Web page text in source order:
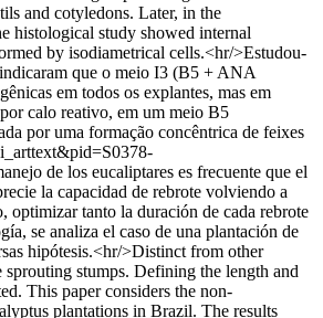
and cotyledons. Later, in the
histological study showed internal
by isodiametrical cells.<hr/>Estudou-
indicaram que o meio I3 (B5 + ANA
em todos os explantes, mas em
calo reativo, em um meio B5
por uma formação concêntrica de feixes
de los eucaliptares es frecuente que el
la capacidad de rebrote volviendo a
optimizar tanto la duración de cada rebrote
se analiza el caso de una plantación de
hipótesis.<hr/>Distinct from other
stumps. Defining the length and
This paper considers the non-
plantations in Brazil. The results